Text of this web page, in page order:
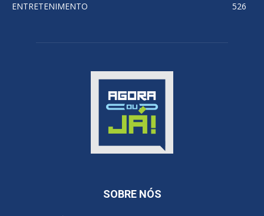
ENTRETENIMENTO
526
SOBRE NÓS